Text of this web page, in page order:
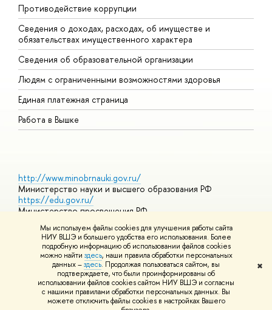
Мы используем файлы cookies для улучшения работы сайта
НИУ ВШЭ и большего удобства его использования. Более
подробную информацию об использовании файлов cookies
можно найти здесь, наши правила обработки персональных
данных –здесь. Продолжая пользоваться сайтом, вы
подтверждаете, что были проинформированы об
использовании файлов cookies сайтом НИУ ВШЭ и согласны
с нашими правилами обработки персональных данных. Вы
можете отключить файлы cookies в настройках Вашего
✖
Противодействие коррупции
Сведения о доходах, расходах, об имуществе и
обязательствах имущественного характера
Сведения об образовательной организации
Людям с ограниченными возможностями здоровья
Единая платежная страница
Работа в Вышке
http://www.minobrnauki.gov.ru/
Министерство науки и высшего образования РФ
https://edu.gov.ru/
Министерство просвещения РФ
https://elearning.hse.ru/mooc
Массовые открытые онлайн-курсы
© НИУ ВШЭ 1993–2026 Адреса и контактыУсловия
использования материалов Политика конфиденциальности
Шрифты HSE Sans и HSE Slab разработаны вШколе дизайна НИУ